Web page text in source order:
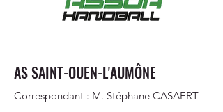
AS SAINT-OUEN-L'AUMÔNE
Correspondant : M. Stéphane CASAERT